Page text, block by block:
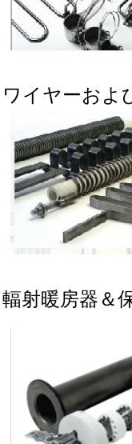
ワイヤーおよ
輻射暖房器＆